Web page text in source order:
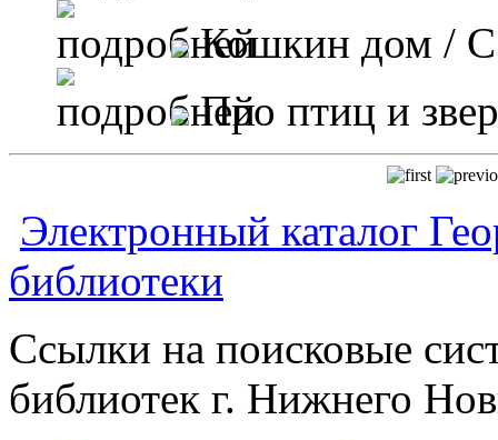
Кошкин дом /
Про птиц и
Электронный каталог
библиотеки
Ссылки на поисковые
библиотек г. Нижнего